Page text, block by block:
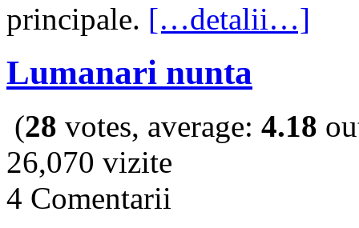
principale. […detalii…]
Lumanari nunta
(28 votes, average: 4.18
26,070 vizite
4 Comentarii